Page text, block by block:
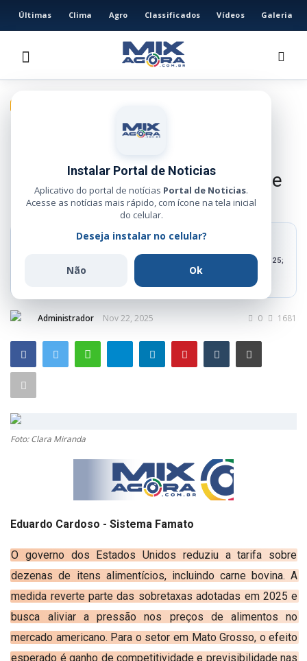
Últimas Clima Agro Classificados Vídeos Galeria
ÚLTIMAS
CLIMA
GALERIA
MUSICA
GERAL
SAÚDE
CIDADE
MEIO AMBIENTE
MIX AGORA TV
CONECTE-SE
REGISTO
Instalar Portal de Noticias
Aplicativo do portal de notícias Portal de Noticias.
Acesse as notícias mais rápido, com ícone na tela inicial
do celular.
Deseja instalar no celular?
Não Ok
Com tarifas menores nos EUA,
exportações de carne bovina de
Mato Grosso
RESUMO RÁPIDO
Mato Grosso segue líder na pecuária e amplia confinamento em 2025;
para a Famato, a decisão dá ganho de competitividade e
Administrador Nov 22, 2025 1681
0
Foto: Clara Miranda
Eduardo Cardoso - Sistema Famato
O governo dos Estados Unidos reduziu a tarifa sobre
dezenas de itens alimentícios, incluindo carne bovina. A
medida reverte parte das sobretaxas adotadas em 2025 e
busca aliviar a pressão nos preços de alimentos no
mercado americano. Para o setor em Mato Grosso, o efeito
esperado é ganho de competitividade e previsibilidade nas